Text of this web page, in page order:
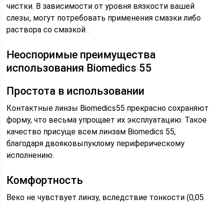
чистки. В зависимости от уровня вязкости вашей
слезы, могут потребовать применения смазки либо
раствора со смазкой .
Неоспоримые преимущества
использования Biomedics 55
Простота в использовании
Контактные линзы Biomedics55 прекрасно сохраняют
форму, что весьма упрощает их эксплуатацию. Такое
качество присуще всем линзам Biomedics 55,
благодаря двояковыпуклому периферическому
исполнению.
Комфортность
Веко не чувствует линзу, вследствие тонкости (0,05